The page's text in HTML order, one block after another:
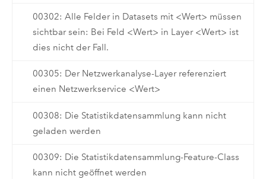
00302: Alle Felder in Datasets mit <Wert> müssen
sichtbar sein: Bei Feld <Wert> in Layer <Wert> ist
dies nicht der Fall.
00305: Der Netzwerkanalyse-Layer referenziert
einen Netzwerkservice <Wert>
00308: Die Statistikdatensammlung kann nicht
geladen werden
00309: Die Statistikdatensammlung-Feature-Class
kann nicht geöffnet werden